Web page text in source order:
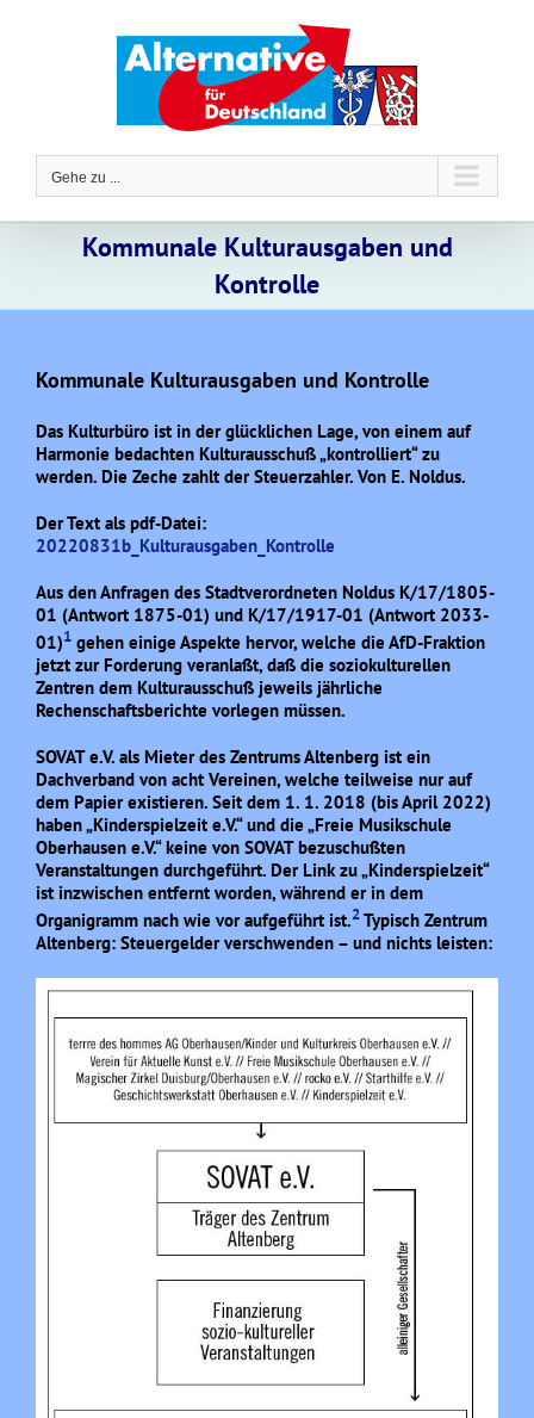
Gehe zu ...
Kommunale Kulturausgaben und
Kontrolle
Kommunale Kulturausgaben und Kontrolle
Das Kulturbüro ist in der glücklichen Lage, von einem auf
Harmonie bedachten Kulturausschuß „kontrolliert“ zu
werden. Die Zeche zahlt der Steuerzahler. Von E. Noldus.
Der Text als pdf-Datei:
20220831b_Kulturausgaben_Kontrolle
Aus den Anfragen des Stadtverordneten Noldus K/17/1805-
01 (Antwort 1875-01) und K/17/1917-01 (Antwort 2033-
01)1 gehen einige Aspekte hervor, welche die AfD-Fraktion
jetzt zur Forderung veranlaßt, daß die soziokulturellen
Zentren dem Kulturausschuß jeweils jährliche
Rechenschaftsberichte vorlegen müssen.
SOVAT e.V. als Mieter des Zentrums Altenberg ist ein
Dachverband von acht Vereinen, welche teilweise nur auf
dem Papier existieren. Seit dem 1. 1. 2018 (bis April 2022)
haben „Kinderspielzeit e.V.“ und die „Freie Musikschule
Oberhausen e.V.“ keine von SOVAT bezuschußten
Veranstaltungen durchgeführt. Der Link zu „Kinderspielzeit“
ist inzwischen entfernt worden, während er in dem
Organigramm nach wie vor aufgeführt ist.2Typisch Zentrum
Altenberg: Steuergelder verschwenden – und nichts leisten: